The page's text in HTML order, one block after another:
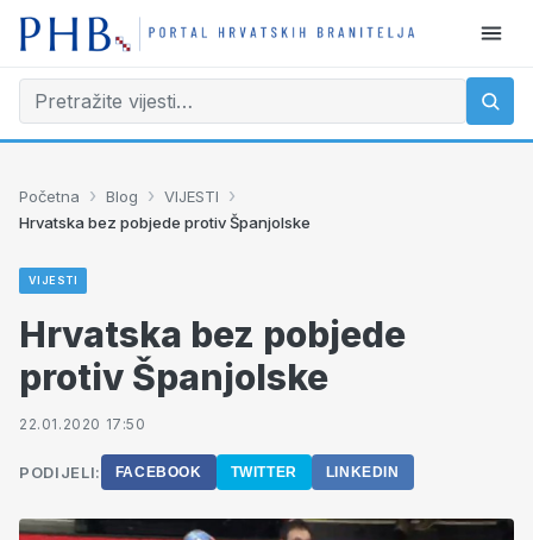
Početna › Blog › VIJESTI ›
Hrvatska bez pobjede protiv Španjolske
VIJESTI
Hrvatska bez pobjede
protiv Španjolske
22.01.2020 17:50
PODIJELI: FACEBOOK TWITTER LINKEDIN